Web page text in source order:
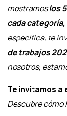
mostramoslos
cada categoría,
especifica, te
de trabajos
nosotros,
Te invitamos a
Descubre cómo